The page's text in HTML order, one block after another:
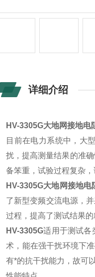
详细介绍
HV-3305G大地网接地电
目前在电力系统中，大
扰，提高测量结果的准
备笨重，试验过程复杂
HV-3305G大地网接地电
了新型变频交流电源，
过程，提高了测试结果
HV-3305G适用于测试各
术，能在强干扰环境下
有*的抗干扰能力，故可